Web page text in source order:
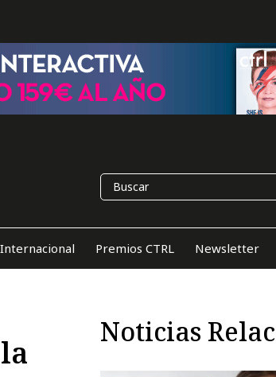
Internacional Premios CTRL Newsletter
Noticias